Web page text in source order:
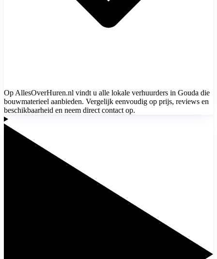
Op AllesOverHuren.nl vindt u alle lokale verhuurders in Gouda die
bouwmaterieel aanbieden. Vergelijk eenvoudig op prijs, reviews en
beschikbaarheid en neem direct contact op.